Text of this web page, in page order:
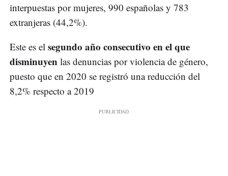
interpuestas por mujeres, 990 españolas y 783
extranjeras (44,2%).
Este es el segundo año consecutivo en el que
disminuyen las denuncias por violencia de género,
puesto que en 2020 se registró una reducción del
8,2% respecto a 2019